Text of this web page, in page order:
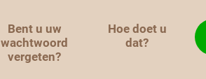
Bent u uw
wachtwoord
vergeten?
Hoe doet u
dat?